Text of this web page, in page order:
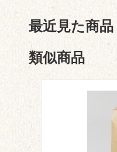
最近見た商品
類似商品